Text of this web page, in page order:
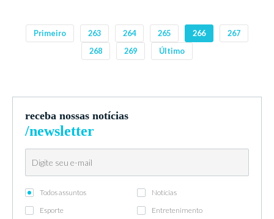
Primeiro 263 264 265 266
267
268
269 Último
receba nossas notícias
/newsletter
Todos assuntos
Notícias
Esporte
Entretenimento